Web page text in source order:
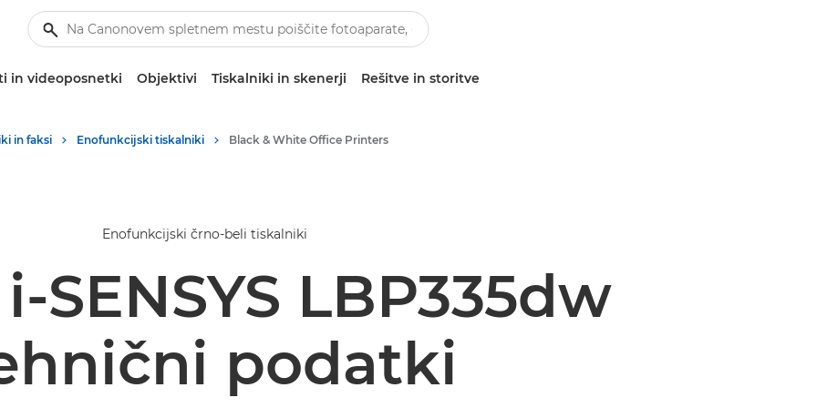
in videoposnetki Objektivi Tiskalniki in skenerji Rešitve in storitve
in faksi Enofunkcijski tiskalniki Black & White Office Printers
Enofunkcijski črno-beli tiskalniki
SENSYS LBP335dw
podatki